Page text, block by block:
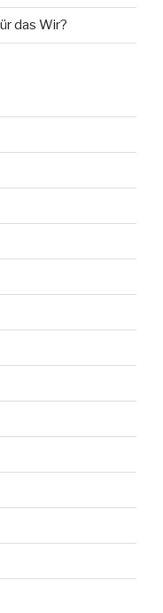
das Wir?